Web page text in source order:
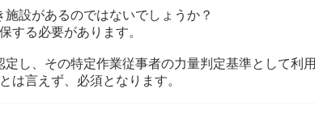
設があるのではないでしょうか？
する必要があります。
し、その特定作業従事者の力量判定基準として利
は言えず、必須となります。